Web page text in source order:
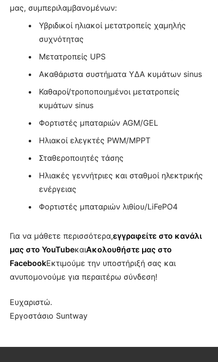
μας, συμπεριλαμβανομένων:
Υβριδικοί ηλιακοί μετατροπείς χαμηλής
συχνότητας
Μετατροπείς UPS
Ακαθάριστα συστήματα ΥΔΑ κυμάτων sinus
Καθαροί/τροποποιημένοι μετατροπείς
κυμάτων sinus
Φορτιστές μπαταριών AGM/GEL
Ηλιακοί ελεγκτές PWM/MPPT
Σταθεροποιητές τάσης
Ηλιακές γεννήτριες και σταθμοί ηλεκτρικής
ενέργειας
Φορτιστές μπαταριών λιθίου/LiFePO4
Για να μάθετε περισσότερα,εγγραφείτε στο κανάλι
μας στο YouTubeκαιΑκολουθήστε μας στο
FacebookΕκτιμούμε την υποστήριξή σας και
ανυπομονούμε για περαιτέρω σύνδεση!
Ευχαριστώ.
Εργοστάσιο Suntway